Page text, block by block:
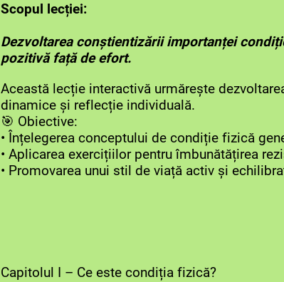
Scopul lecției:
Dezvoltarea conștientizării importanței
pozitivă față de efort.
Această lecție interactivă urmărește
dinamice și reflecție individuală.
🎯 Obiective:
• Înțelegerea conceptului de condiție fizică
• Aplicarea exercițiilor pentru îmbunătățirea
• Promovarea unui stil de viață activ și
Capitolul I – Ce este condiția fizică?